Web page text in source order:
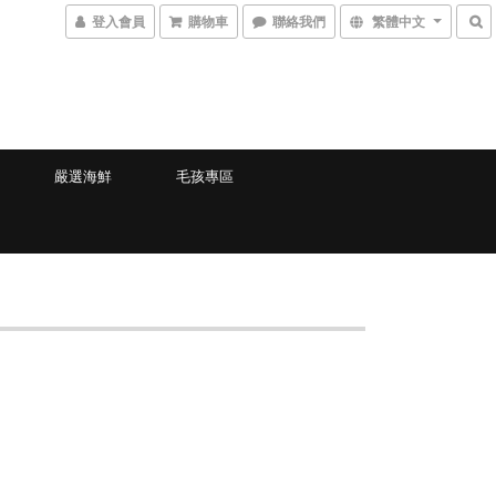
登入會員 購物車 聯絡我們 繁體中文
嚴選海鮮 毛孩專區